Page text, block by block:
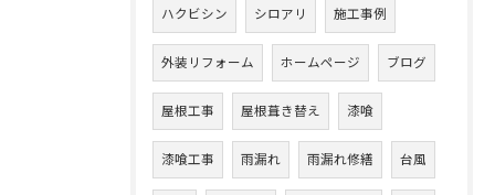
ハクビシン シロアリ 施工事例
外装リフォーム ホームページ ブログ
屋根工事 屋根葺き替え 漆喰
漆喰工事 雨漏れ 雨漏れ修繕 台風